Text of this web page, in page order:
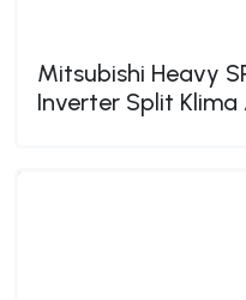
Mitsubishi Heavy
Inverter Split Klima